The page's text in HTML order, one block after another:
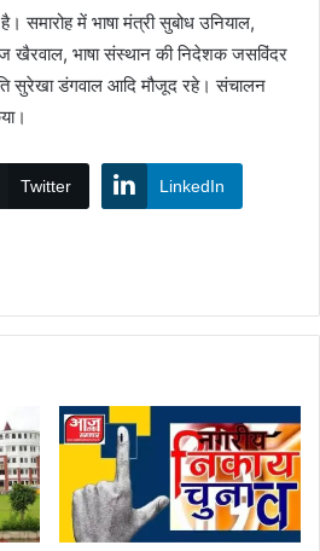
समारोह में भाषा मंत्री सुबोध उनियाल,
खैरवाल, भाषा संस्थान की निदेशक जसविंदर
सुरेखा डंगवाल आदि मौजूद रहे। संचालन
Twitter LinkedIn